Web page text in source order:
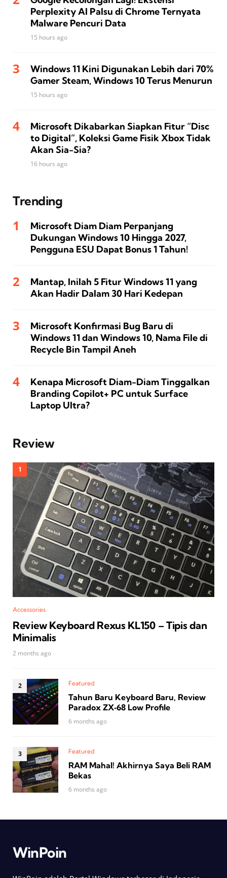
Perplexity AI Palsu di Chrome Ternyata
Malware Pencuri Data
15 hours ago
Windows 11 Kini Digunakan Lebih dari 70%
Gamer Steam, Windows 10 Terus Menurun
15 hours ago
Microsoft Dikabarkan Siapkan Fitur “Disc
to Digital”, Koleksi Game Fisik Xbox Tidak
Akan Sia-Sia?
16 hours ago
Trending
Microsoft Diam Diam Perpanjang
Dukungan Windows 10 Hingga 2027,
Pengguna ESU Dapat Bonus 1 Tahun!
Mantap, Inilah 5 Fitur Windows 11 yang
Akan Hadir Dalam 30 Hari Kedepan
Microsoft Konfirmasi Bug Baru di
Windows 11 dan Windows 10, Nama File di
Recycle Bin Tampil Aneh
Kenapa Microsoft Diam-Diam Tinggalkan
Branding Copilot+ PC untuk Surface
Laptop Ultra?
Review
Accessories
Review Keyboard Rexus KL150 – Tipis dan
Minimalis
2 months ago
Featured
Tahun Baru Keyboard Baru, Review
Paradox ZX‑68 Low Profile
6 months ago
Featured
RAM Mahal! Akhirnya Saya Beli RAM
Bekas
6 months ago
WinPoin